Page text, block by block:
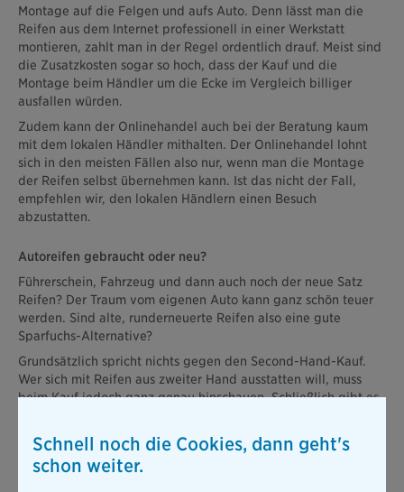
Montage auf die Felgen und aufs Auto. Denn lässt man die
Reifen aus dem Internet professionell in einer Werkstatt
montieren, zahlt man in der Regel ordentlich drauf. Meist sind
die Zusatzkosten sogar so hoch, dass der Kauf und die
Montage beim Händler um die Ecke im Vergleich billiger
ausfallen würden.
Zudem kann der Onlinehandel auch bei der Beratung kaum
mit dem lokalen Händler mithalten. Der Onlinehandel lohnt
sich in den meisten Fällen also nur, wenn man die Montage
der Reifen selbst übernehmen kann. Ist das nicht der Fall,
empfehlen wir, den lokalen Händlern einen Besuch
abzustatten.
Autoreifen gebraucht oder neu?
Führerschein, Fahrzeug und dann auch noch der neue Satz
Reifen? Der Traum vom eigenen Auto kann ganz schön teuer
werden. Sind alte, runderneuerte Reifen also eine gute
Sparfuchs-Alternative?
Grundsätzlich spricht nichts gegen den Second-Hand-Kauf.
Wer sich mit Reifen aus zweiter Hand ausstatten will, muss
beim Kauf jedoch ganz genau hinschauen. Schließlich gibt es
einwandfreien, werksneuen Reifen. Damit sich der Kauf
dennoch lohnt, müssen drei Faktoren stimmen.
Schnell noch die Cookies, dann geht's
schon weiter.